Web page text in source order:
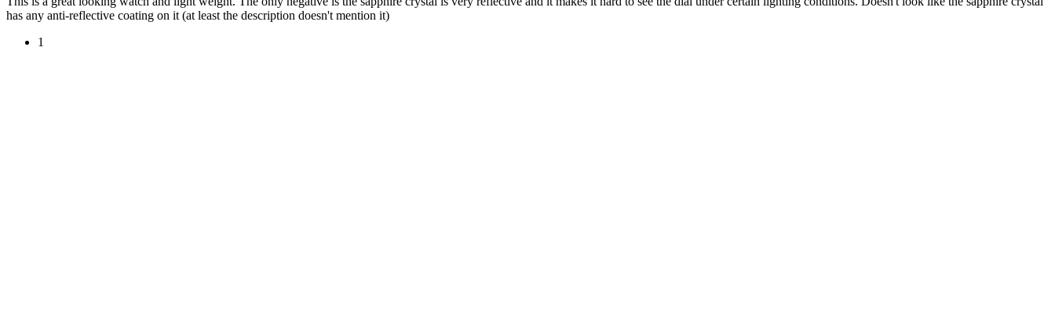
has any anti-reflective coating on it (at least the description doesn't mention it)
1